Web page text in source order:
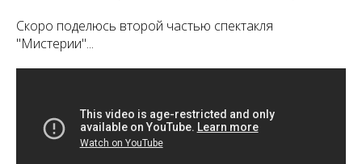
Скоро поделюсь второй частью спектакля
"Мистерии"...